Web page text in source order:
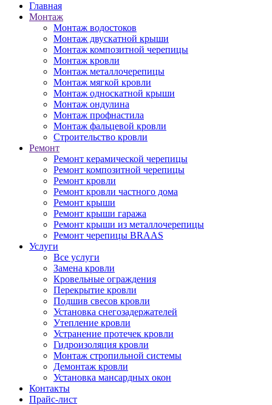
Главная
Монтаж
Монтаж водостоков
Монтаж двускатной крыши
Монтаж композитной черепицы
Монтаж кровли
Монтаж металлочерепицы
Монтаж мягкой кровли
Монтаж односкатной крыши
Монтаж ондулина
Монтаж профнастила
Монтаж фальцевой кровли
Строительство кровли
Ремонт
Ремонт керамической черепицы
Ремонт композитной черепицы
Ремонт кровли
Ремонт кровли частного дома
Ремонт крыши
Ремонт крыши гаража
Ремонт крыши из металлочерепицы
Ремонт черепицы BRAAS
Услуги
Все услуги
Замена кровли
Кровельные ограждения
Перекрытие кровли
Подшив свесов кровли
Установка снегозадержателей
Утепление кровли
Устранение протечек кровли
Гидроизоляция кровли
Монтаж стропильной системы
Демонтаж кровли
Установка мансардных окон
Контакты
Прайс-лист